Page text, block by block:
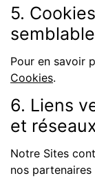
5.
Pour en savoir
Cookies.
6. Liens
et
Notre Sites
nos